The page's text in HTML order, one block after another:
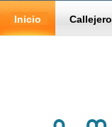
Inicio Callejero